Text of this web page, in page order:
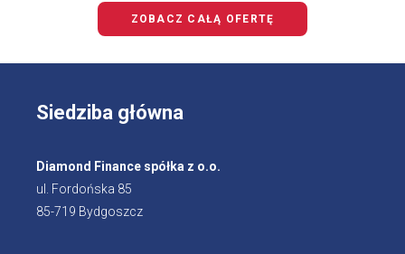
ZOBACZ CAŁĄ OFERTĘ
Siedziba główna
Diamond Finance spółka z o.o.
ul. Fordońska 85
85-719 Bydgoszcz